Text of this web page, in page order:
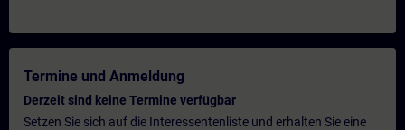
Termine und Anmeldung
Derzeit sind keine Termine verfügbar
Setzen Sie sich auf die Interessentenliste und erhalten Sie eine